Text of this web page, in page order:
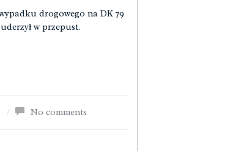
drogowego na DK 79
w przepust.
/ No comments